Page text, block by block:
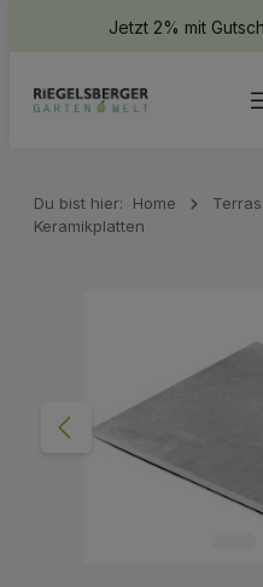
springenJetzt 2% mit
Du bist hier: Home
Keramikplatten